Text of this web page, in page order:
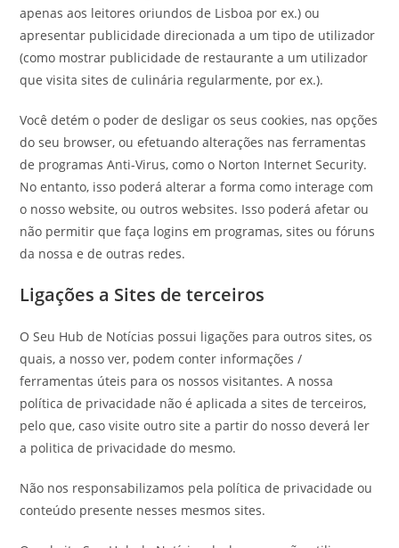
apenas aos leitores oriundos de Lisboa por ex.) ou
apresentar publicidade direcionada a um tipo de utilizador
(como mostrar publicidade de restaurante a um utilizador
que visita sites de culinária regularmente, por ex.).
Você detém o poder de desligar os seus cookies, nas opções
do seu browser, ou efetuando alterações nas ferramentas
de programas Anti-Virus, como o Norton Internet Security.
No entanto, isso poderá alterar a forma como interage com
o nosso website, ou outros websites. Isso poderá afetar ou
não permitir que faça logins em programas, sites ou fóruns
da nossa e de outras redes.
Ligações a Sites de terceiros
O Seu Hub de Notícias possui ligações para outros sites, os
quais, a nosso ver, podem conter informações /
ferramentas úteis para os nossos visitantes. A nossa
política de privacidade não é aplicada a sites de terceiros,
pelo que, caso visite outro site a partir do nosso deverá ler
a politica de privacidade do mesmo.
Não nos responsabilizamos pela política de privacidade ou
conteúdo presente nesses mesmos sites.